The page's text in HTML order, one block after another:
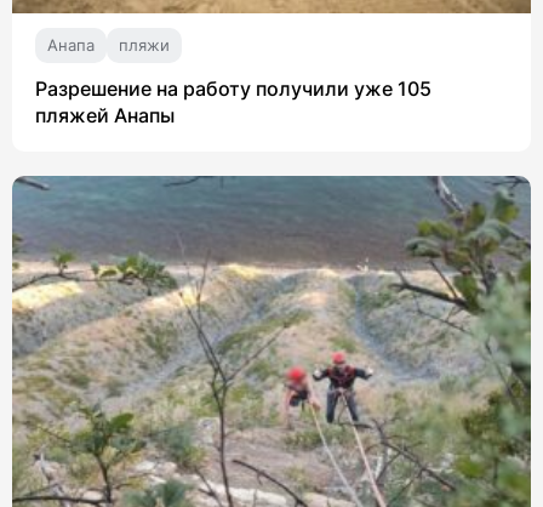
Анапа пляжи
Разрешение на работу получили уже 105
пляжей Анапы